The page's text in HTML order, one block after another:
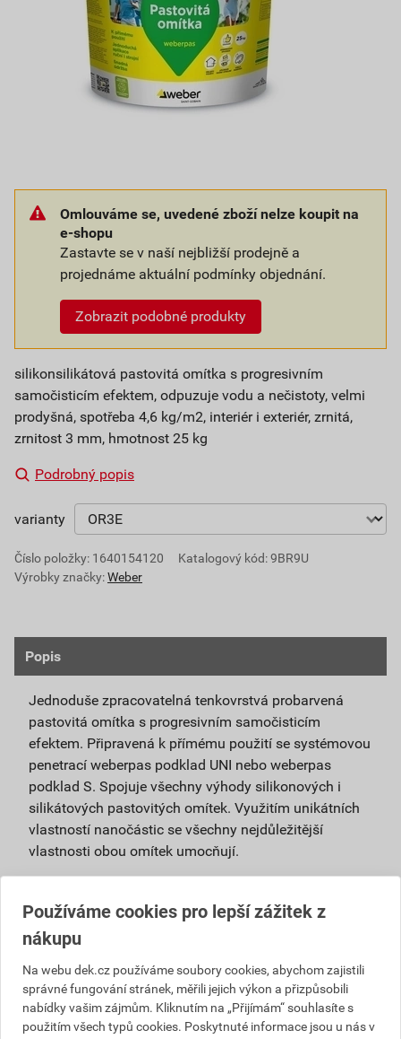
Omlouváme se, uvedené zboží nelze koupit na
e-shopu
Zastavte se v naší nejbližší prodejně a
projednáme aktuální podmínky objednání.
Zobrazit podobné produkty
silikonsilikátová pastovitá omítka s progresivním
samočisticím efektem, odpuzuje vodu a nečistoty, velmi
prodyšná, spotřeba 4,6 kg/m2, interiér i exteriér, zrnitá,
zrnitost 3 mm, hmotnost 25 kg
Podrobný popis
varianty
Číslo položky: 1640154120
Katalogový kód: 9BR9U
Výrobky značky:Weber
Popis
Jednoduše zpracovatelná tenkovrstvá probarvená
pastovitá omítka s progresivním samočisticím
efektem. Připravená k přímému použití se systémovou
penetrací weberpas podklad UNI nebo weberpas
podklad S. Spojuje všechny výhody silikonových i
silikátových pastovitých omítek. Využitím unikátních
vlastností nanočástic se všechny nejdůležitější
vlastnosti obou omítek umocňují.
povrchové úpravy sanačních omítek a systémů
Použitím samočisticí omítky weberpas
extraClean se výrazně prodlužuje životnost
fasády a podstatně snižují náklady na její
údržbu.
Používáme cookies pro lepší zážitek z
nákupu
Na webu dek.cz používáme soubory cookies, abychom zajistili
správné fungování stránek, měřili jejich výkon a přizpůsobili
nabídky vašim zájmům. Kliknutím na „Přijímám“ souhlasíte s
použitím všech typů cookies. Poskytnuté informace jsou u nás v